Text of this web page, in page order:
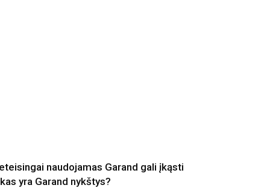
naudojamas Garand gali įkąsti
yra Garand nykštys?